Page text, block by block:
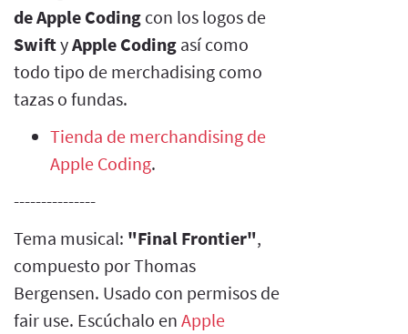
de Apple Coding con los logos de
SwiftyApple Coding así como
todo tipo de merchadising como
tazas o fundas.
Tienda de merchandising de
Apple Coding.
---------------
Tema musical: "Final Frontier",
compuesto por Thomas
Bergensen. Usado con permisos de
fair use. Escúchalo en Apple